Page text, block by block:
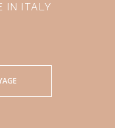
IN ITALY